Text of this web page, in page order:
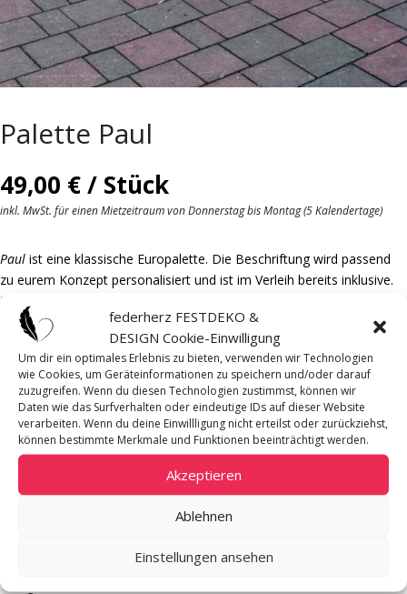
federherz FESTDEKO &
DESIGN Cookie-Einwilligung
Um dir ein optimales Erlebnis zu bieten, verwenden wir Technologien
wie Cookies, um Geräteinformationen zu speichern und/oder darauf
zuzugreifen. Wenn du diesen Technologien zustimmst, können wir
Daten wie das Surfverhalten oder eindeutige IDs auf dieser Website
verarbeiten. Wenn du deine Einwillligung nicht erteilst oder zurückziehst,
können bestimmte Merkmale und Funktionen beeinträchtigt werden.
Akzeptieren
Ablehnen
Einstellungen ansehen
Palette Paul
49,00 €/ Stück
inkl. MwSt. für einen Mietzeitraum von Donnerstag bis Montag (5 Kalendertage)
Paul ist eine klassische Europalette. Die Beschriftung wird passend
zu eurem Konzept personalisiert und ist im Verleih bereits inklusive.
Du möchtest
nutzen – z. B. als Sitzplan, für dieHigh Heel Garage
oder mit dem
Schriftzug
Verliebt – Verlobt – Verheiratet?
Melde dich gern, wir passen ihn individuell für dich an.
Für den Transport wird ein entsprechendes Fahrzeug benötigt.
Mietpreis pro
Stück
Verfügbare Menge